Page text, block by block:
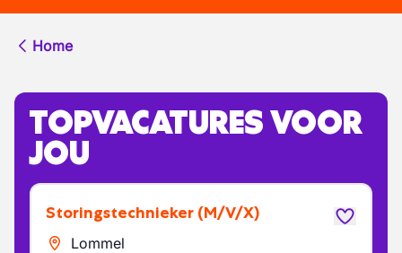
Home
TOPVACATURES VOOR
JOU
Storingstechnieker (M/V/X)
Lommel